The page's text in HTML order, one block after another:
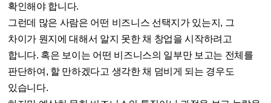
확인해야 합니다.
그런데 많은 사람은 어떤 비즈니스 선택지가 있는지, 그
차이가 뭔지에 대해서 알지 못한 채 창업을 시작하려고
합니다. 혹은 보이는 어떤 비즈니스의 일부만 보고는 전체를
판단하여, 할 만하겠다고 생각한 채 덤비게 되는 경우도
있습니다.